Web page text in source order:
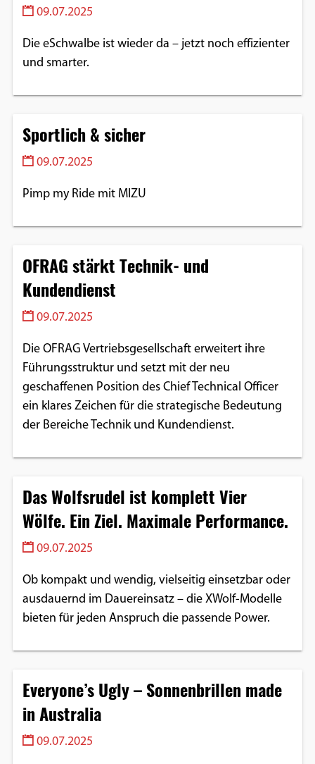
09.07.2025
Die eSchwalbe ist wieder da – jetzt noch effizienter
und smarter.
Sportlich & sicher
09.07.2025
Pimp my Ride mit MIZU
OFRAG stärkt Technik- und
Kundendienst
09.07.2025
Die OFRAG Vertriebsgesellschaft erweitert ihre
Führungsstruktur und setzt mit der neu
geschaffenen Position des Chief Technical Officer
ein klares Zeichen für die strategische Bedeutung
der Bereiche Technik und Kundendienst.
Das Wolfsrudel ist komplett Vier
Wölfe. Ein Ziel. Maximale Performance.
09.07.2025
Ob kompakt und wendig, vielseitig einsetzbar oder
ausdauernd im Dauereinsatz – die XWolf-Modelle
bieten für jeden Anspruch die passende Power.
Everyone’s Ugly – Sonnenbrillen made
in Australia
09.07.2025
Cookie Laufzeit:
EXTERNE MEDIEN
Social Media Plattformen anzeigen zu
Medien Cookies gesetzt.
Google